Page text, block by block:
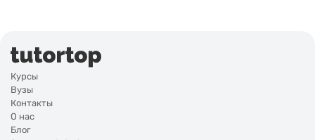
Курсы
Вузы
Контакты
О нас
Блог